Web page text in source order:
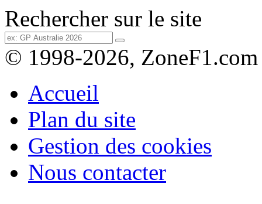
Rechercher sur le site
© 1998-2026, ZoneF1.com
Accueil
Plan du site
Gestion des cookies
Nous contacter